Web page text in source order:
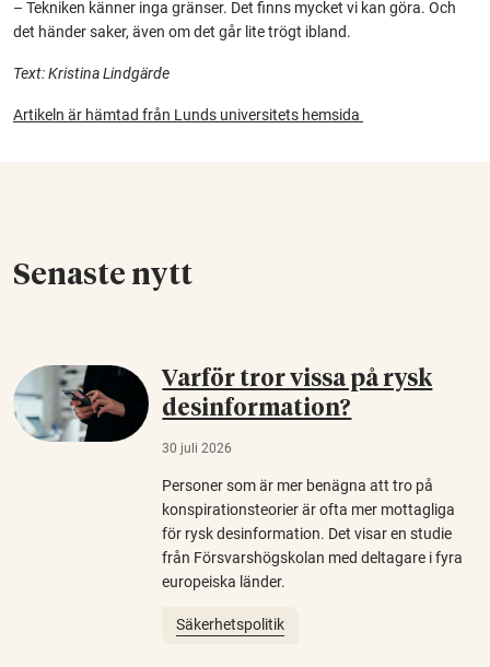
– Tekniken känner inga gränser. Det finns mycket vi kan göra. Och
det händer saker, även om det går lite trögt ibland.
Text: Kristina Lindgärde
Artikeln är hämtad från Lunds universitets hemsida
Senaste nytt
Varför tror vissa på rysk
desinformation?
30 juli 2026
Personer som är mer benägna att tro på
konspirationsteorier är ofta mer mottagliga
för rysk desinformation. Det visar en studie
från Försvarshögskolan med deltagare i fyra
europeiska länder.
Säkerhetspolitik